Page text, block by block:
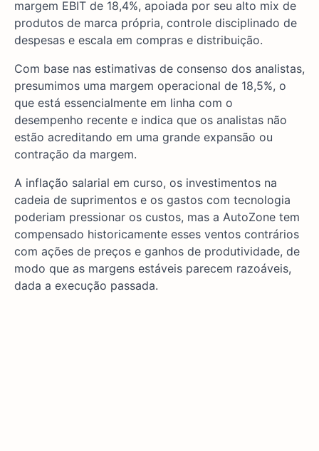
margem EBIT de 18,4%, apoiada por seu alto mix de
produtos de marca própria, controle disciplinado de
despesas e escala em compras e distribuição.
Com base nas estimativas de consenso dos analistas,
presumimos uma margem operacional de 18,5%, o
que está essencialmente em linha com o
desempenho recente e indica que os analistas não
estão acreditando em uma grande expansão ou
contração da margem.
A inflação salarial em curso, os investimentos na
cadeia de suprimentos e os gastos com tecnologia
poderiam pressionar os custos, mas a AutoZone tem
compensado historicamente esses ventos contrários
com ações de preços e ganhos de produtividade, de
modo que as margens estáveis parecem razoáveis,
dada a execução passada.